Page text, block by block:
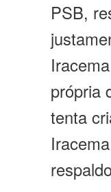
PSB,
própria
tenta